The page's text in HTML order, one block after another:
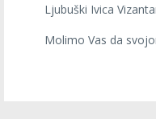
Ljubuški Ivica
Molimo Vas da